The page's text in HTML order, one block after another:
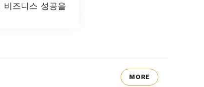
비즈니스 성공을
MORE